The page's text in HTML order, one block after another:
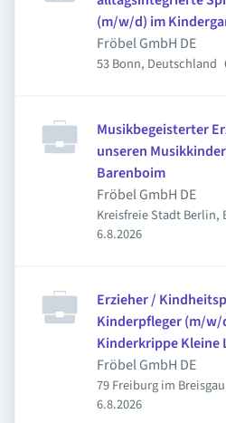
(m/w/d) im
Fröbel GmbH DE
53 Bonn, Deutschland
Musikbegeisterter
unseren
Barenboim
Fröbel GmbH DE
Kreisfreie Stadt Berlin,
Veröffentlicht
6.8.2026
Erzieher /
Kinderpfleger (m/w/
Kinderkrippe Kleine
Fröbel GmbH DE
79 Freiburg im
Veröffentlicht
6.8.2026